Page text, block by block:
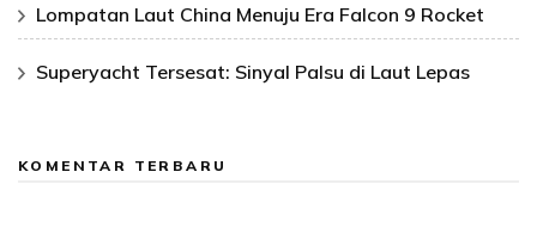
Lompatan Laut China Menuju Era Falcon 9 Rocket
Superyacht Tersesat: Sinyal Palsu di Laut Lepas
KOMENTAR TERBARU